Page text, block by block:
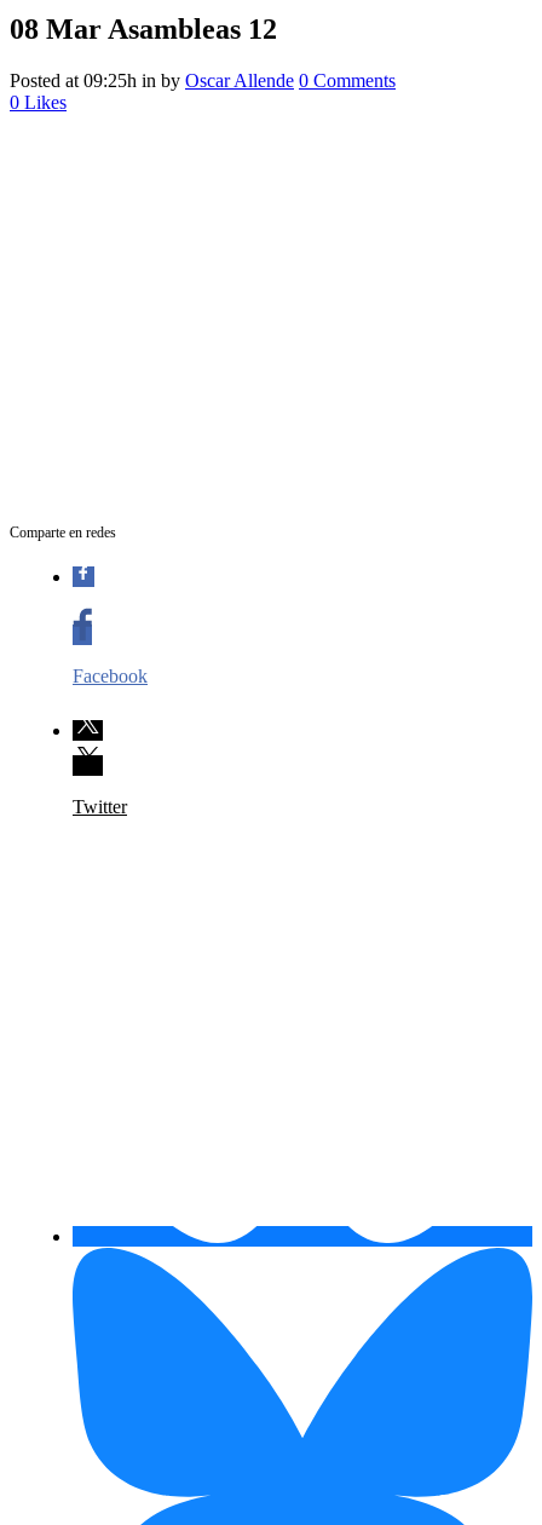
08 Mar Asambleas 12
Posted at 09:25h in by Oscar Allende 0 Comments
0 Likes
Comparte en redes
Facebook
Twitter